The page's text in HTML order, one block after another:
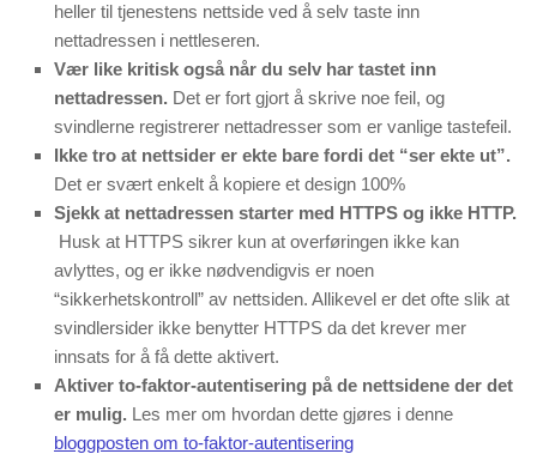
heller til tjenestens nettside ved å selv taste inn
nettadressen i nettleseren.
Vær like kritisk også når du selv har tastet inn
nettadressen. Det er fort gjort å skrive noe feil, og
svindlerne registrerer nettadresser som er vanlige tastefeil.
Ikke tro at nettsider er ekte bare fordi det “ser ekte ut”.
Det er svært enkelt å kopiere et design 100%
Sjekk at nettadressen starter med HTTPS og ikke HTTP.
Husk at HTTPS sikrer kun at overføringen ikke kan
avlyttes, og er ikke nødvendigvis er noen
“sikkerhetskontroll” av nettsiden. Allikevel er det ofte slik at
svindlersider ikke benytter HTTPS da det krever mer
innsats for å få dette aktivert.
Aktiver to-faktor-autentisering på de nettsidene der det
er mulig. Les mer om hvordan dette gjøres i denne
bloggposten om to-faktor-autentisering